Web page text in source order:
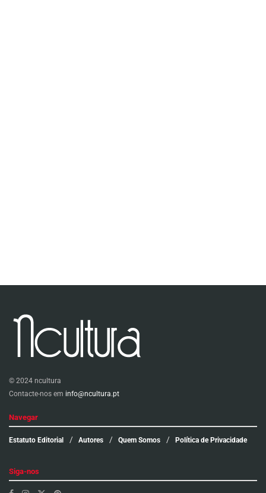
© 2024 ncultura
Contacte-nos em info@ncultura.pt
Navegar
Estatuto Editorial Autores Quem Somos Política de Privacidade
Siga-nos